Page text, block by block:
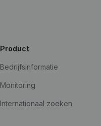
Product
Bedrijfsinformatie
Monitoring
Internationaal zoeken